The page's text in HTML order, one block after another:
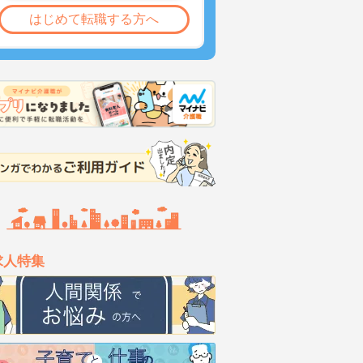
はじめて転職する方へ
人特集